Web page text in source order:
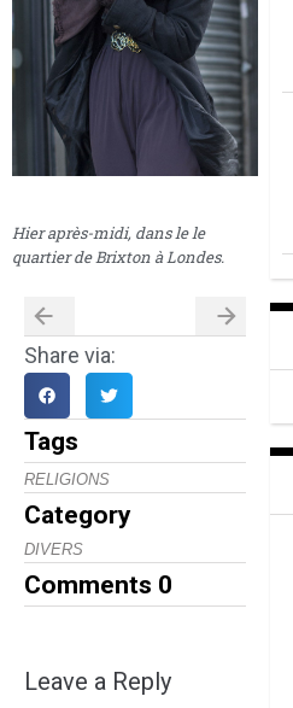
Hier après-midi, dans le le
quartier de Brixton à Londes.
Share via:
Tags
RELIGIONS
Category
DIVERS
Comments 0
Leave a Reply